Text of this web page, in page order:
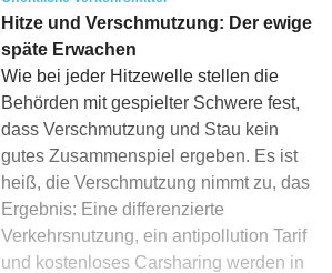
Hitze und Verschmutzung: Der ewige
späte Erwachen
Wie bei jeder Hitzewelle stellen die
Behörden mit gespielter Schwere fest,
dass Verschmutzung und Stau kein
gutes Zusammenspiel ergeben. Es ist
heiß, die Verschmutzung nimmt zu, das
Ergebnis: Eine differenzierte
Verkehrsnutzung, ein antipollution Tarif
und kostenloses Carsharing werden in